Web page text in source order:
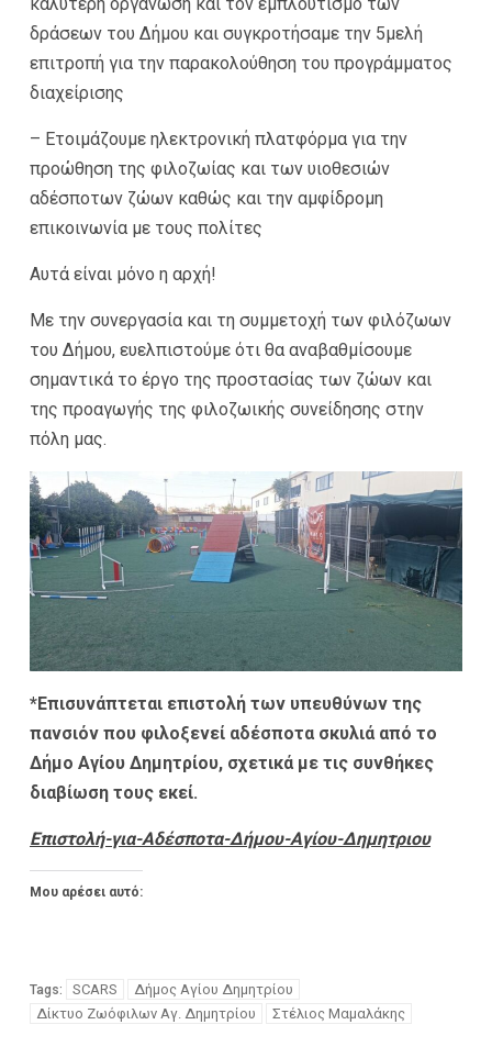
δράσεων του Δήμου και συγκροτήσαμε την 5μελή
επιτροπή για την παρακολούθηση του προγράμματος
διαχείρισης
– Ετοιμάζουμε ηλεκτρονική πλατφόρμα για την
προώθηση της φιλοζωίας και των υιοθεσιών
αδέσποτων ζώων καθώς και την αμφίδρομη
επικοινωνία με τους πολίτες
Αυτά είναι μόνο η αρχή!
Με την συνεργασία και τη συμμετοχή των φιλόζωων
του Δήμου, ευελπιστούμε ότι θα αναβαθμίσουμε
σημαντικά το έργο της προστασίας των ζώων και
της προαγωγής της φιλοζωικής συνείδησης στην
πόλη μας.
*Επισυνάπτεται επιστολή των υπευθύνων της
πανσιόν που φιλοξενεί αδέσποτα σκυλιά από το
Δήμο Αγίου Δημητρίου, σχετικά με τις συνθήκες
διαβίωση τους εκεί.
Επιστολή-για-Αδέσποτα-Δήμου-Αγίου-Δημητριου
Μου αρέσει αυτό:
Tags: SCARS
Δήμος Αγίου Δημητρίου
Δίκτυο Ζωόφιλων Αγ. Δημητρίου
Στέλιος Μαμαλάκης